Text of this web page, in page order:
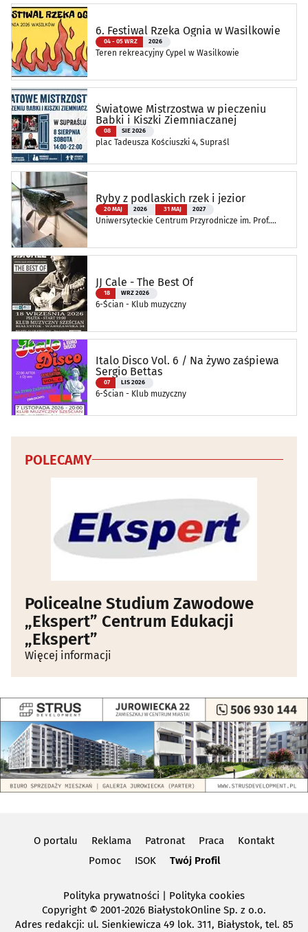
6. Festiwal Rzeka Ognia w Wasilkowie
04 - 05 WRZ 2026
Teren rekreacyjny Cypel w Wasilkowie
Światowe Mistrzostwa w pieczeniu
Babki i Kiszki Ziemniaczanej
08 SIE 2026
plac Tadeusza Kościuszki 4, Supraśl
Ryby z podlaskich rzek i jezior
20 MAJ 2026 31 MAJ 2027
Uniwersyteckie Centrum Przyrodnicze im. Prof.
JJ Cale - The Best Of
18 WRZ 2026
6-Ścian - Klub muzyczny
Italo Disco Vol. 6 / Na żywo zaśpiewa
Sergio Bettas
07 LIS 2026
6-Ścian - Klub muzyczny
POLECAMY
Policealne Studium Zawodowe
„Ekspert” Centrum Edukacji
„Ekspert”
Więcej informacji
O portalu Reklama Patronat Praca
Kontakt
Pomoc
ISOK Twój Profil
Polityka prywatności
Polityka cookies
Copyright© 2001-2026 BiałystokOnline Sp. z o.o.
Adres redakcji: ul. Sienkiewicza 49 lok. 311, Białystok, tel. 85